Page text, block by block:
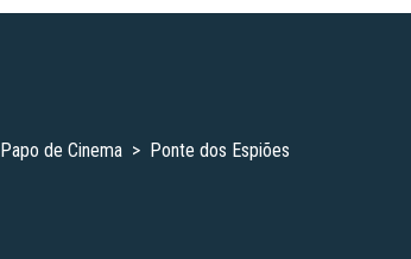
Papo de Cinema > Ponte dos Espiões